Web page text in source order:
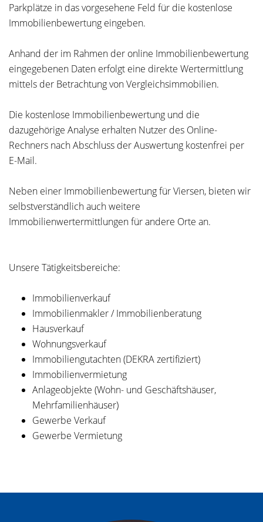
Parkplätze in das vorgesehene Feld für die kostenlose
Immobilienbewertung eingeben.
Anhand der im Rahmen der online Immobilienbewertung
eingegebenen Daten erfolgt eine direkte Wertermittlung
mittels der Betrachtung von Vergleichsimmobilien.
Die kostenlose Immobilienbewertung und die
dazugehörige Analyse erhalten Nutzer des Online-
Rechners nach Abschluss der Auswertung kostenfrei per
E-Mail.
Neben einer Immobilienbewertung für Viersen, bieten wir
selbstverständlich auch weitere
Immobilienwertermittlungen für andere Orte an.
Unsere Tätigkeitsbereiche:
Immobilienverkauf
Immobilienmakler / Immobilienberatung
Hausverkauf
Wohnungsverkauf
Immobiliengutachten (DEKRA zertifiziert)
Immobilienvermietung
Anlageobjekte (Wohn- und Geschäftshäuser,
Mehrfamilienhäuser)
Gewerbe Verkauf
Gewerbe Vermietung